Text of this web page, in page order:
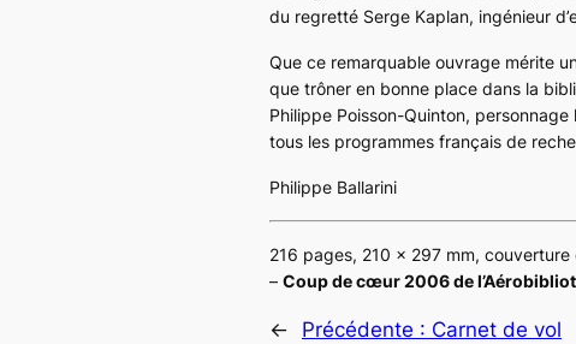
du regretté Serge Kaplan, ingénieur
Que ce remarquable ouvrage mérite
que trôner en bonne place dans la
Philippe Poisson-Quinton,
tous les programmes français de
Philippe Ballarini
216 pages, 210 x 297 mm, couverture
– Coup de cœur 2006 de
← Précédente : Carnet de vol